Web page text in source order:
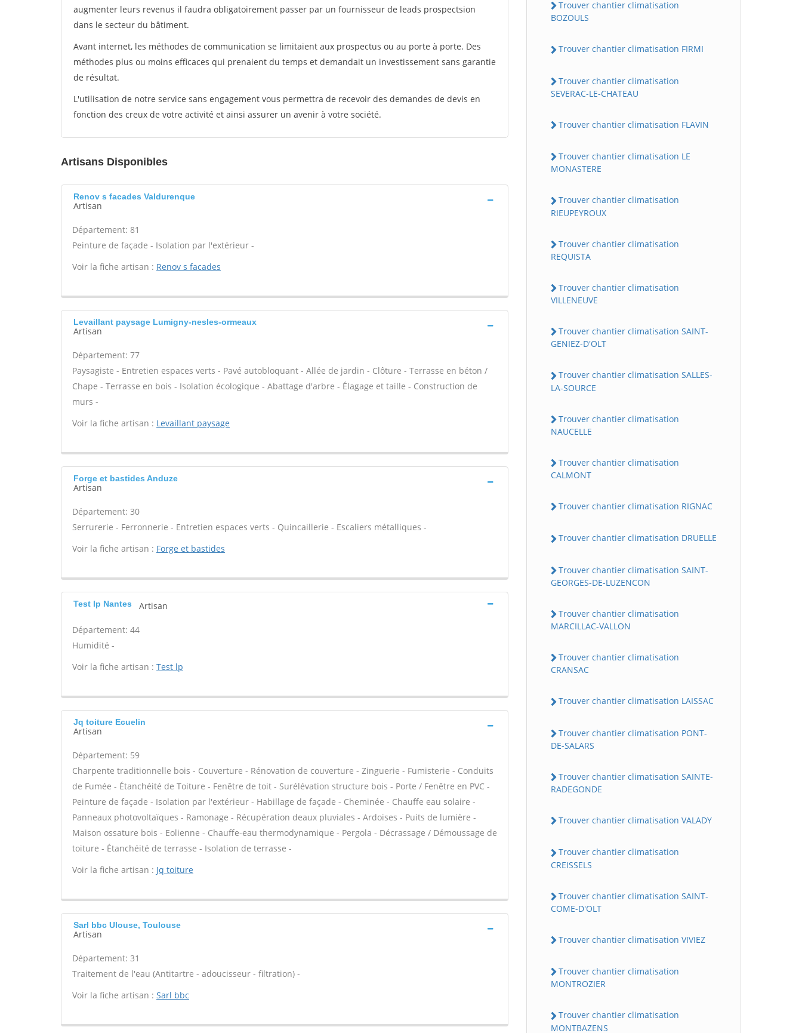
augmenter leurs revenus il faudra obligatoirement passer par un fournisseur de leads prospectsion
dans le secteur du bâtiment.
Avant internet, les méthodes de communication se limitaient aux prospectus ou au porte à porte. Des
méthodes plus ou moins efficaces qui prenaient du temps et demandait un investissement sans garantie
de résultat.
L'utilisation de notre service sans engagement vous permettra de recevoir des demandes de devis en
fonction des creux de votre activité et ainsi assurer un avenir à votre société.
Artisans Disponibles
Renov s facades Valdurenque
Artisan
Département: 81
Peinture de façade - Isolation par l'extérieur -
Voir la fiche artisan : Renov s facades
Levaillant paysage Lumigny-nesles-ormeaux
Artisan
Département: 77
Paysagiste - Entretien espaces verts - Pavé autobloquant - Allée de jardin - Clôture - Terrasse en béton /
Chape - Terrasse en bois - Isolation écologique - Abattage d'arbre - Élagage et taille - Construction de
murs -
Voir la fiche artisan : Levaillant paysage
Forge et bastides Anduze
Artisan
Département: 30
Serrurerie - Ferronnerie - Entretien espaces verts - Quincaillerie - Escaliers métalliques -
Voir la fiche artisan : Forge et bastides
Test lp Nantes Artisan
Département: 44
Humidité -
Voir la fiche artisan : Test lp
Jq toiture Ecuelin
Artisan
Département: 59
Charpente traditionnelle bois - Couverture - Rénovation de couverture - Zinguerie - Fumisterie - Conduits
de Fumée - Étanchéité de Toiture - Fenêtre de toit - Surélévation structure bois - Porte / Fenêtre en PVC -
Peinture de façade - Isolation par l'extérieur - Habillage de façade - Cheminée - Chauffe eau solaire -
Panneaux photovoltaïques - Ramonage - Récupération deaux pluviales - Ardoises - Puits de lumière -
Maison ossature bois - Eolienne - Chauffe-eau thermodynamique - Pergola - Décrassage / Démoussage de
toiture - Étanchéité de terrasse - Isolation de terrasse -
Voir la fiche artisan : Jq toiture
Sarl bbc Ulouse, Toulouse
Artisan
Département: 31
Traitement de l'eau (Antitartre - adoucisseur - filtration) -
Voir la fiche artisan : Sarl bbc
Trouver chantier climatisation
BOZOULS
Trouver chantier climatisation FIRMI
Trouver chantier climatisation
SEVERAC-LE-CHATEAU
Trouver chantier climatisation FLAVIN
Trouver chantier climatisation LE
MONASTERE
Trouver chantier climatisation
RIEUPEYROUX
Trouver chantier climatisation
REQUISTA
Trouver chantier climatisation
VILLENEUVE
Trouver chantier climatisation SAINT-
GENIEZ-D'OLT
Trouver chantier climatisation SALLES-
LA-SOURCE
Trouver chantier climatisation
NAUCELLE
Trouver chantier climatisation
CALMONT
Trouver chantier climatisation RIGNAC
Trouver chantier climatisation DRUELLE
Trouver chantier climatisation SAINT-
GEORGES-DE-LUZENCON
Trouver chantier climatisation
MARCILLAC-VALLON
Trouver chantier climatisation
CRANSAC
Trouver chantier climatisation LAISSAC
Trouver chantier climatisation PONT-
DE-SALARS
Trouver chantier climatisation SAINTE-
RADEGONDE
Trouver chantier climatisation VALADY
Trouver chantier climatisation
CREISSELS
Trouver chantier climatisation SAINT-
COME-D'OLT
Trouver chantier climatisation VIVIEZ
Trouver chantier climatisation
MONTROZIER
Trouver chantier climatisation
MONTBAZENS